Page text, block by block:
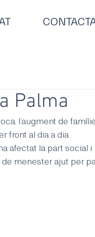
Palma
l’augment de
front al dia a dia.
afectat la part social i
menester ajut per